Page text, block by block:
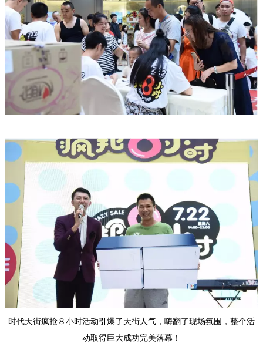
时代天街疯抢８小时活动引爆了天街人气，嗨翻了现场氛围，整个活
动取得巨大成功完美落幕！